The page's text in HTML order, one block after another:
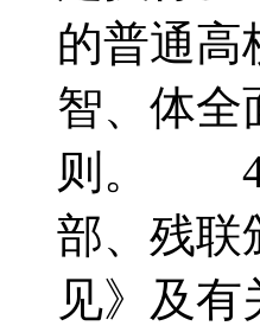
的普通高
智、体全
则。 4
部、残联
见》及